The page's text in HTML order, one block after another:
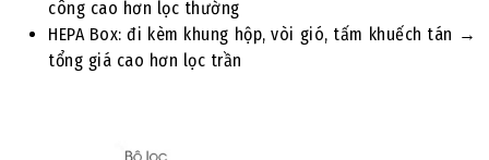
công cao hơn lọc thường
HEPA Box: đi kèm khung hộp, vòi gió, tấm khuếch tán →
tổng giá cao hơn lọc trần